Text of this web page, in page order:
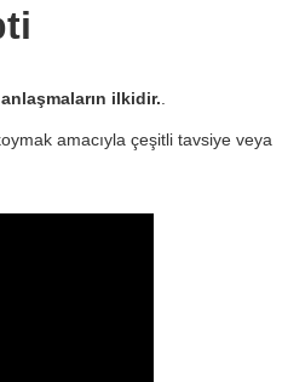
ilkidir.
amacıyla çeşitli tavsiye veya